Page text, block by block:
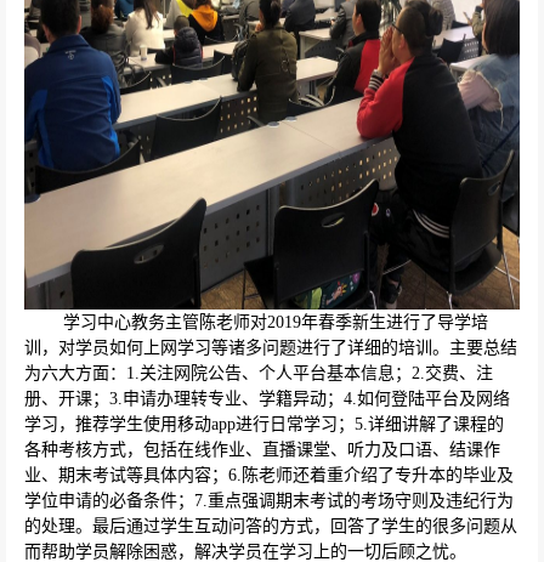
学习中心教务主管陈老师对2019年春季新生进行了导学培
训，对学员如何上网学习等诸多问题进行了详细的培训。主要总结
为六大方面： 1.关注网院公告、个人平台基本信息； 2.交费、注
册、开课； 3.申请办理转专业、学籍异动； 4.如何登陆平台及网络
学习，推荐学生使用移动app进行日常学习； 5.详细讲解了课程的
各种考核方式，包括在线作业、直播课堂、听力及口语、结课作
业、期末考试等具体内容； 6. 陈老师还着重介绍了专升本的毕业及
学位申请的必备条件； 7.重点强调期末考试的考场守则及违纪行为
的处理。最后通过学生互动问答的方式，回答了学生的很多问题从
而帮助学员解除困惑，解决学员在学习上的一切后顾之忧。